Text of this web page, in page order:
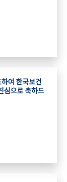
여 한국보건
심으로 축하드